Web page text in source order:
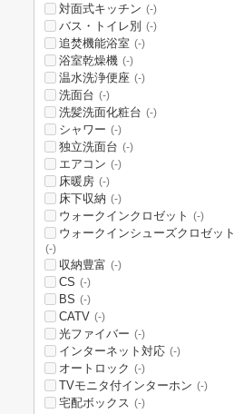
対面式キッチン (-)
バス・トイレ別 (-)
追焚機能浴室 (-)
浴室乾燥機 (-)
温水洗浄便座 (-)
洗面台 (-)
洗髪洗面化粧台 (-)
シャワー (-)
独立洗面台 (-)
エアコン (-)
床暖房 (-)
床下収納 (-)
ウォークインクロゼット (-)
ウォークインシューズクロゼット
(-)
収納豊富 (-)
CS (-)
BS (-)
CATV (-)
光ファイバー (-)
インターネット対応 (-)
オートロック (-)
TVモニタ付インターホン (-)
宅配ボックス (-)